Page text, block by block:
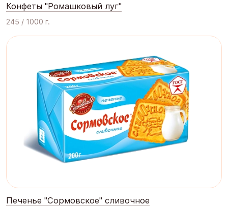
Конфеты "Ромашковый луг"
245 / 1000 г.
Печенье "Сормовское" сливочное